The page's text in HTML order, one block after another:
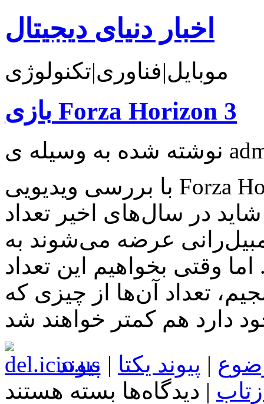
اخبار دنیای دیجیتال
موبایل|فناوری|تکنولوژی
بازی Forza Horizon 3
با بررسی ویدیویی Forza Horizon 3، یکی از مورد انتظارترین
در سال‌های اخیر تعداد
عرضه می‌شوند به
وقتی بخواهیم این تعداد
تعداد آن‌ها از چیزی که
| پیوند یکتا | پیوند
| دیدگاه‌هابرای
بازی
بسته هستند